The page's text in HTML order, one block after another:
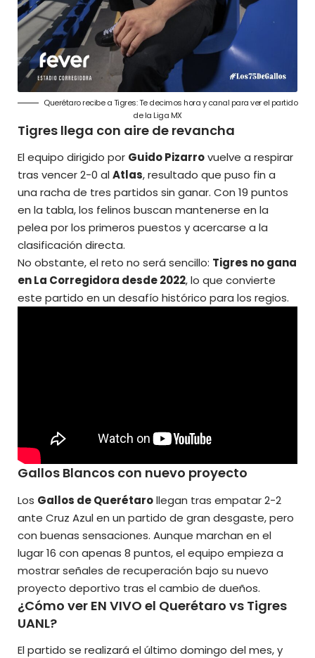
Querétaro recibe a Tigres: Te decimos hora y canal para ver el partido
de la Liga MX
Tigres llega con aire de revancha
El equipo dirigido por Guido Pizarrovuelve a respirar
tras vencer 2-0 alAtlas, resultado que puso fin a
una racha de tres partidos sin ganar. Con 19 puntos
en la tabla, los felinos buscan mantenerse en la
pelea por los primeros puestos y acercarse a la
clasificación directa.
No obstante, el reto no será sencillo: Tigres no gana
en La Corregidora desde 2022, lo que convierte
este partido en un desafío histórico para los regios.
Gallos Blancos con nuevo proyecto
Los Gallos de Querétarollegan tras empatar 2-2
ante Cruz Azul en un partido de gran desgaste, pero
con buenas sensaciones. Aunque marchan en el
lugar 16 con apenas 8 puntos, el equipo empieza a
mostrar señales de recuperación bajo su nuevo
proyecto deportivo tras el cambio de dueños.
¿Cómo ver EN VIVO el Querétaro vs Tigres
UANL?
El partido se realizará el último domingo del mes, y